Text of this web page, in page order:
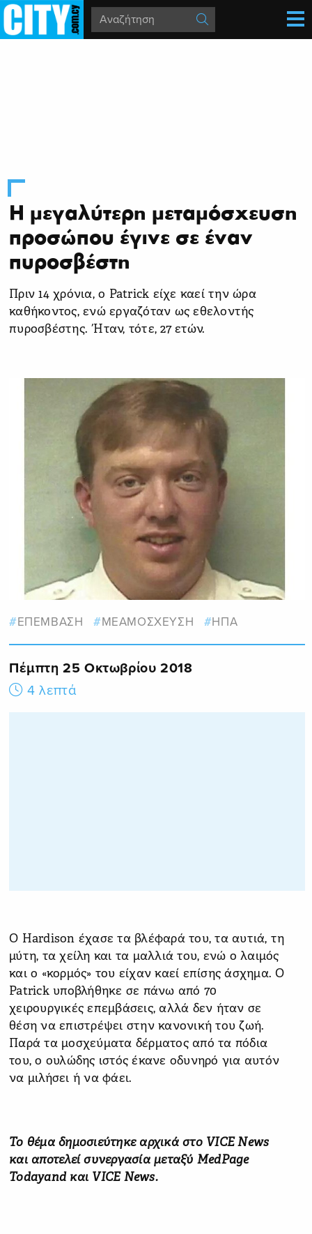
Η μεγαλύτερη μεταμόσχευση
προσώπου έγινε σε έναν
πυροσβέστη
Πριν 14 χρόνια, ο Patrick είχε καεί την ώρα
καθήκοντος, ενώ εργαζόταν ως εθελοντής
πυροσβέστης. Ήταν, τότε, 27 ετών.
ΕΠΕΜΒΑΣΗ ΜΕΑΜΟΣΧΕΥΣΗ ΗΠΑ
Πέμπτη 25 Οκτωβρίου 2018
4 λεπτά
Ο Hardison έχασε τα βλέφαρά του, τα αυτιά, τη
μύτη, τα χείλη και τα μαλλιά του, ενώ ο λαιμός
και ο «κορμός» του είχαν καεί επίσης άσχημα. Ο
Patrick υποβλήθηκε σε πάνω από 70
χειρουργικές επεμβάσεις, αλλά δεν ήταν σε
θέση να επιστρέψει στην κανονική του ζωή.
Παρά τα μοσχεύματα δέρματος από τα πόδια
του, ο ουλώδης ιστός έκανε οδυνηρό για αυτόν
να μιλήσει ή να φάει.
To θέμα δημοσιεύτηκε αρχικά στο VICE News
και αποτελεί συνεργασία μεταξύ MedPage
Todayand και VICE News.